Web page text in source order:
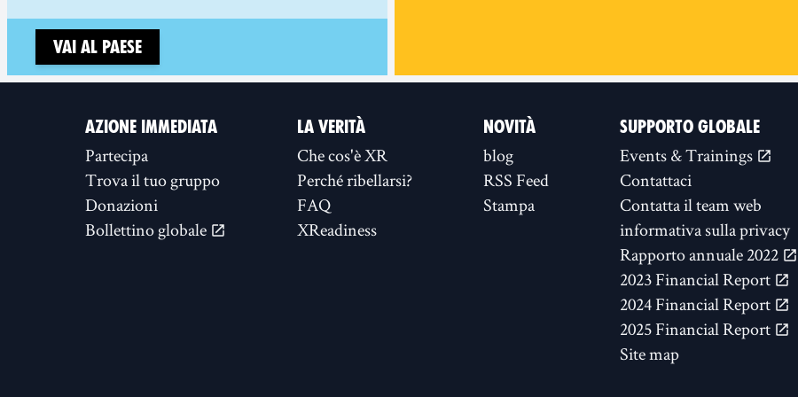
Vai al paese
AZIONE IMMEDIATA
Partecipa
Trova il tuo gruppo
Donazioni
Bollettino globale
LA VERITÀ
Che cos'è XR
Perché ribellarsi?
FAQ
XReadiness
NOVITÀ
blog
RSS Feed
Stampa
SUPPORTO GLOBALE
Events & Trainings
Contattaci
Contatta il team web
informativa sulla privacy
Rapporto annuale 2022
2023 Financial Report
2024 Financial Report
2025 Financial Report
Site map